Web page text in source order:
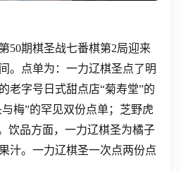
50期棋圣战七番棋第2局迎来
。点单为：一力辽棋圣点了明
老字号日式甜点店“菊寿堂”的
梅”的罕见双份点单；芝野虎
饮品方面，一力辽棋圣为橘子
汁。一力辽棋圣一次点两份点